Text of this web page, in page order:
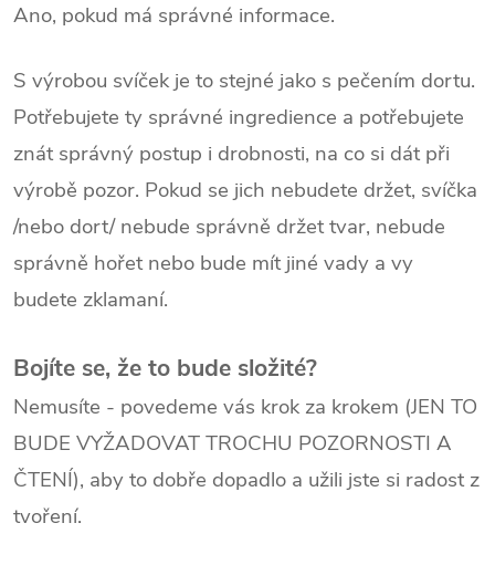
Ano, pokud má správné informace.
S výrobou svíček je to stejné jako s pečením dortu.
Potřebujete ty správné ingredience a potřebujete
znát správný postup i drobnosti, na co si dát při
výrobě pozor. Pokud se jich nebudete držet, svíčka
/nebo dort/ nebude správně držet tvar, nebude
správně hořet nebo bude mít jiné vady a vy
budete zklamaní.
Bojíte se, že to bude složité?
Nemusíte - povedeme vás krok za krokem (JEN TO
BUDE VYŽADOVAT TROCHU POZORNOSTI A
ČTENÍ), aby to dobře dopadlo a užili jste si radost z
tvoření.